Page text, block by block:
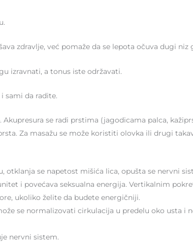
zdravlje, već pomaže da se lepota očuva dugi niz
izravnati, a tonus iste održavati.
sami da radite.
se radi prstima (jagodicama palca,
Za masažu se može koristiti olovka ili drugi
otklanja se napetost mišića lica, opušta se nervni
i povećava seksualna energija. Vertikalnim
ukoliko želite da budete energičniji.
se normalizovati cirkulacija u predelu oko usta i
nervni sistem.